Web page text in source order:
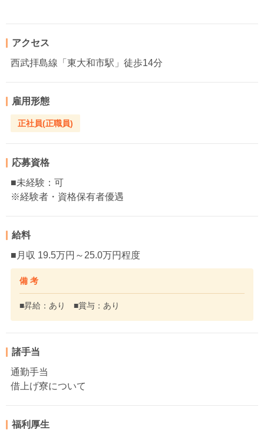
アクセス
西武拝島線「東大和市駅」徒歩14分
雇用形態
正社員(正職員)
応募資格
■未経験：可
※経験者・資格保有者優遇
給料
■月収 19.5万円～25.0万円程度
備 考
■昇給：あり ■賞与：あり
諸手当
通勤手当
借上げ寮について
福利厚生